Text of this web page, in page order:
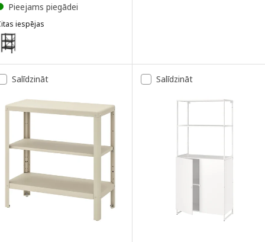
Pieejams piegādei
iespējas
BROR, Plaukts, melnā krāsā, 65x55x110 cm
Salīdzināt Salīdzināt